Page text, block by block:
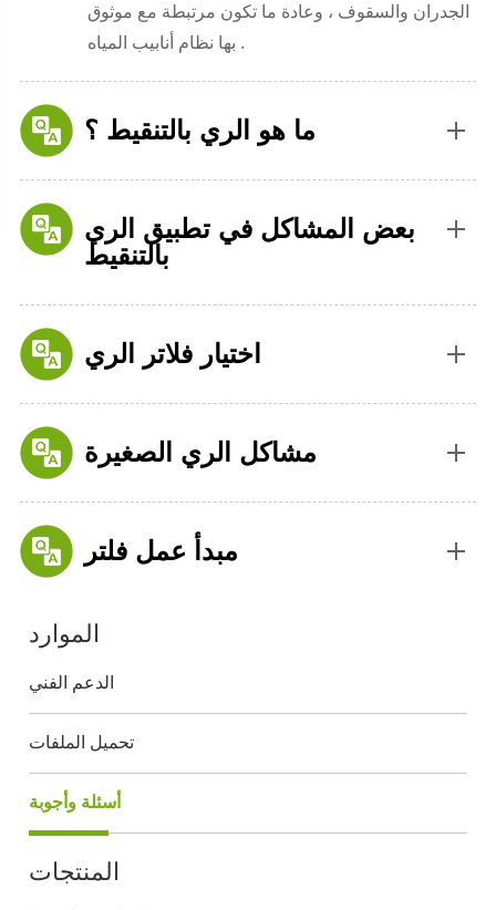
الجدران والسقوف ، وعادة ما تكون مرتبطة مع موثوق
بها نظام أنابيب المياه .
ما هو الري بالتنقيط ؟
بعض المشاكل في تطبيق الري
بالتنقيط
اختيار فلاتر الري
مشاكل الري الصغيرة
مبدأ عمل فلتر
الموارد
الدعم الفني
تحميل الملفات
أسئلة وأجوبة
المنتجات